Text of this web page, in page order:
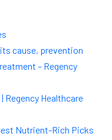
cause, prevention
– Regency
Regency Healthcare
Nutrient-Rich Picks